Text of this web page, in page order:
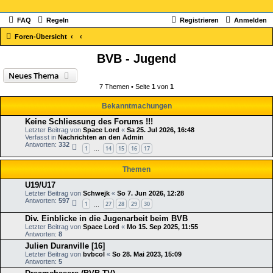
FAQ Regeln Anmelden
Registrieren
Foren-Übersicht
BVB - Jugend
Neues Thema
7 Themen • Seite 1 von 1
Bekanntmachungen
Keine Schliessung des Forums !!!
Letzter Beitrag von Space Lord « Sa 25. Jul 2026, 16:48
Verfasst in Nachrichten an den Admin
Antworten: 332 1 … 14 15 16 17
Themen
U19/U17
Letzter Beitrag von Schwejk « So 7. Jun 2026, 12:28
Antworten: 597 1 27 28 29 30
Div. Einblicke in die Jugenarbeit beim BVB
Letzter Beitrag von Space Lord « Mo 15. Sep 2025, 11:55
Antworten: 8
Julien Duranville [16]
Letzter Beitrag von bvbcol « So 28. Mai 2023, 15:09
Antworten: 5